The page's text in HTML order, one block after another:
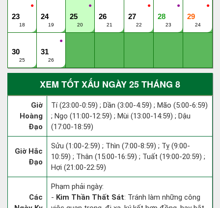
●
23
18
24
19
●
25
20
26
21
●
27
22
●
28
23
●
29
24
30
25
●
31
26
XEM TỐT XẤU NGÀY 25 THÁNG 8
Giờ
Hoàng
Đạo
Tí (23:00-0:59) ; Dần (3:00-4:59) ; Mão (5:00-6:59)
; Ngọ (11:00-12:59) ; Mùi (13:00-14:59) ; Dậu
(17:00-18:59)
Giờ Hắc
Đạo
Sửu (1:00-2:59) ; Thìn (7:00-8:59) ; Tỵ (9:00-
10:59) ; Thân (15:00-16:59) ; Tuất (19:00-20:59) ;
Hợi (21:00-22:59)
Các
Phạm phải ngày:
- Kim Thần Thất Sát: Tránh làm những công